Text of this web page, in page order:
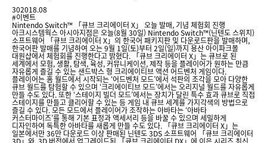
302018.08
#이벤트
Nintendo Switch™ 「큐브 크리에이터 X」 오늘 발매, 기념 체험회 진행
아크시스템웍스 아시아지점은 오늘(8월 30일) Nintendo Switch™(닌텐도 스위치)
소프트웨어 「큐브 크리에이터 X」의 한국어 패키지판 및 다운로드판을 발매하며,
한국어판 발매를 기념하여 오는 9월 1일(토)부터 2일(일)까지 용산 아이파크몰
대원샵에서 체험회를 진행한다고 밝혔다. 「큐브 크리에이터 X」는 큐브로 된
세계에서 모험, 생활, 탐색, 육성, 커뮤니케이션, 제작 등을 플레이어가 원하는 만큼
자유롭게 즐길 수 있는 샌드박스 형 크리에이티브 액션 어드벤처 게임이다.
플레이어는 홈 월드에서 시작되는 ‘어드벤처 모드’에서 석판의 조각을 모아 다양한
큐브 월드를 탐험할 수 있으며 ‘크리에이티브 모드’에서는 오리지널 월드를 자유롭게
만들 수도 있다. 또한 ‘스테이지 빌더 모드’에서는 장치가 달린 특수 효과 큐브로 직접
스테이지를 만들고 클리어할 수 있는 등 게임 내 큐브 세계를 가지각색의 방법으로
즐길 수 있다. 모든 모드에서 플레이어가 조작하는 아바타는 ‘아바타
커스터마이즈’를 통해 기본 표정과 액세서리 등을 바꿀 수 있으며 세밀하게
디자인하여 독특한 아바타를 새롭게 만들 수도 있다. 「큐브 크리에이터 X」는
일본에서만 36만 다운로드 이상 판매된 닌텐도 3DS 소프트웨어 「큐브 크리에이터